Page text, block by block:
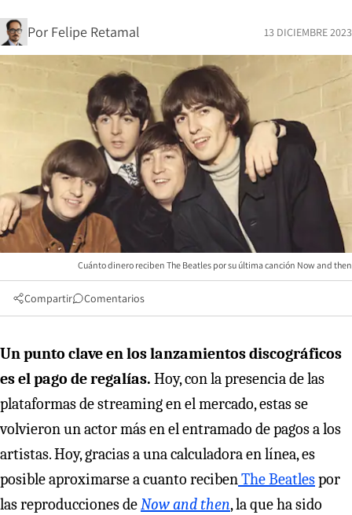
Por Felipe Retamal 13 DICIEMBRE 2023
Cuánto dinero reciben The Beatles por su última canción Now and then
Compartir Comentarios
Un punto clave en los lanzamientos discográficos
es el pago de regalías. Hoy, con la presencia de las
plataformas de streaming en el mercado, estas se
volvieron un actor más en el entramado de pagos a los
artistas. Hoy, gracias a una calculadora en línea, es
posible aproximarse a cuanto recibenThe Beatlespor
las reproducciones deNow and then, la que ha sido